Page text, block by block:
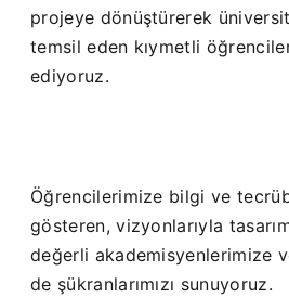
projeye dönüştürerek
temsil eden kıymetli
ediyoruz.
Öğrencilerimize bilgi ve
gösteren, vizyonlarıyla
değerli akademisyenlerimize
de şükranlarımızı sunuyoruz.